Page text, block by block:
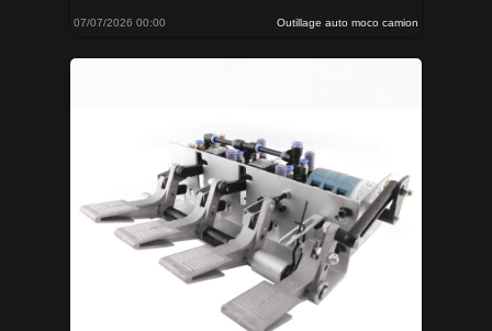
07/07/2026 00:00 Outillage auto moco camion